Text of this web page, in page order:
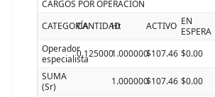
CARGOS POR OPERACIÓN
CATEGORÍACANTIDAD
Ht ACTIVO EN
ESPERA
Operador
especialista0.1250001.000000$107.46 $0.00
SUMA
(Sr)
1.000000$107.46 $0.00